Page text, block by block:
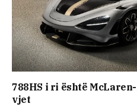
788HS i ri është
vjet